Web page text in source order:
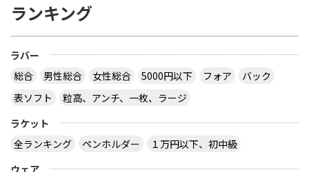
ランキング
ラバー
総合
男性総合 女性総合 5000円以下 フォア
バック
表ソフト
粒高、アンチ、一枚、ラージ
ラケット
全ランキング
ペンホルダー
１万円以下、初中級
ウェア